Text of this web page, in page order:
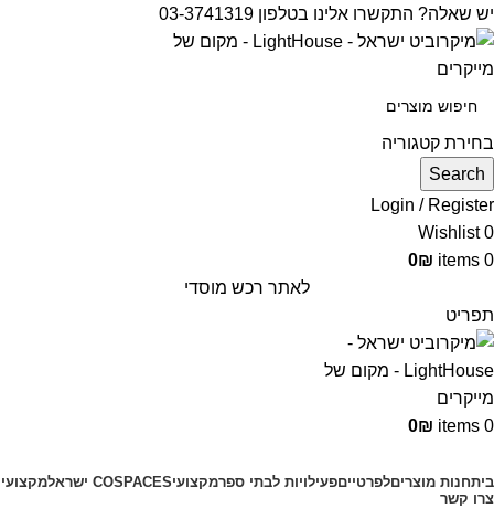
יש שאלה? התקשרו אלינו בטלפון 03-3741319
בחירת קטגוריה
Search
Login / Register
0
Wishlist
0
items
0₪
לאתר רכש מוסדי
תפריט
0
items
0₪
ביתחנות מוצריםלפרטייםפעילויות לבתי ספרמקצועיCOSPACES ישראל
מקצועי
צרו קשר